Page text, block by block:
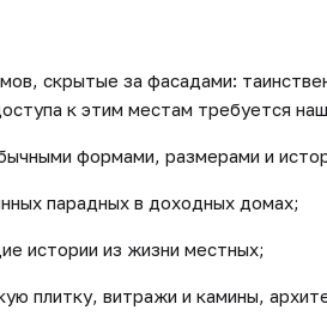
скрытые за фасадами:
к этим местам требуется
формами, размерами и
парадных в доходных домах;
истории из жизни местных;
плитку, витражи и камины,